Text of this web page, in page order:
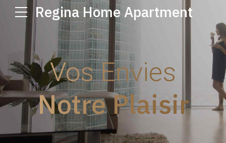
Regina Home Apartment
Vos Envies
Notre Plaisir